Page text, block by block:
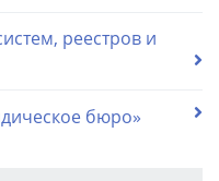
реестров и
бюро»